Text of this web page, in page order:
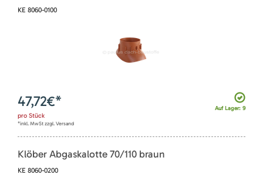
KE 8060-0100
Auf Lager: 9
47,72€*
pro Stück
*inkl. MwSt zzgl. Versand
Klöber Abgaskalotte 70/110 braun
KE 8060-0200